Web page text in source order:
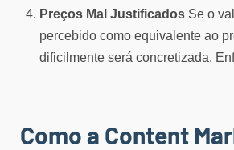
Preços Mal Justificados Se o
percebido como equivalente ao
dificilmente será concretizada.
Como a Content